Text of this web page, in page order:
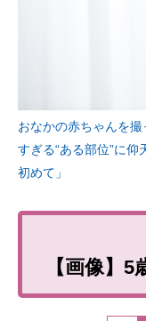
おなかの赤ちゃんを
すぎる“ある部位”に
初めて」
【画像】